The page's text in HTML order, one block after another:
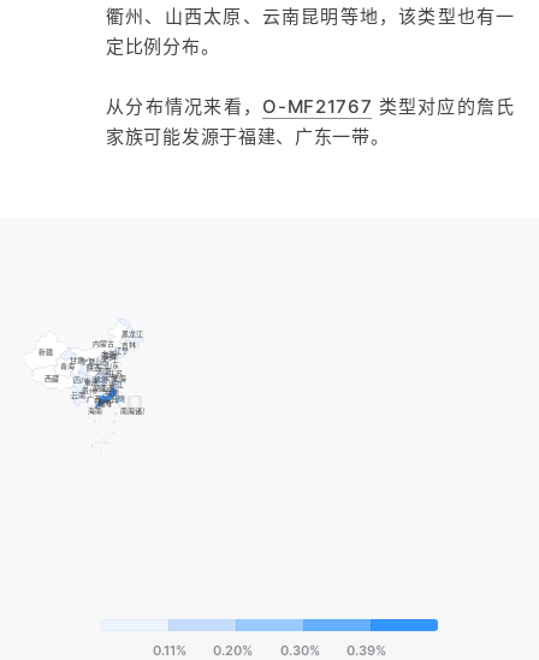
衢州、山西太原、云南昆明等地，该类型也有一
定比例分布。
从分布情况来看， O-MF21767 类型对应的詹氏
家族可能发源于福建、广东一带。
0.11% 0.20% 0.30% 0.39%